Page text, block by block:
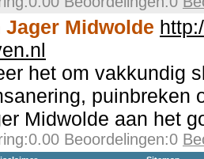
Jager Midwolde
het om vakkundig
puinbreken
Midwolde aan het
Beoordelingen:0